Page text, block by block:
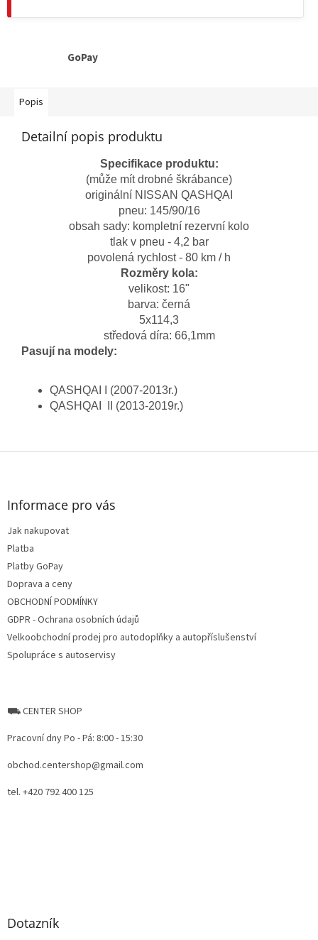
GoPay
Popis
Detailní popis produktu
Specifikace produktu:
(může mít drobné škrábance)
originální NISSAN QASHQAI
pneu: 145/90/16
obsah sady: kompletní rezervní kolo
tlak v pneu - 4,2 bar
povolená rychlost - 80 km / h
Rozměry kola:
velikost: 16"
barva: černá
5x114,3
středová díra: 66,1mm
Pasují na modely:
QASHQAI I (2007-2013r.)
QASHQAI II (2013-2019r.)
Z
Informace pro vás
Jak nakupovat
Platba
Platby GoPay
Doprava a ceny
OBCHODNÍ PODMÍNKY
GDPR - Ochrana osobních údajů
Velkoobchodní prodej pro autodoplňky a autopříslušenství
Spolupráce s autoservisy
⛟ CENTER SHOP
Pracovní dny Po - Pá: 8:00 - 15:30
obchod.centershop@gmail.com
tel. +420 792 400 125
Dotazník